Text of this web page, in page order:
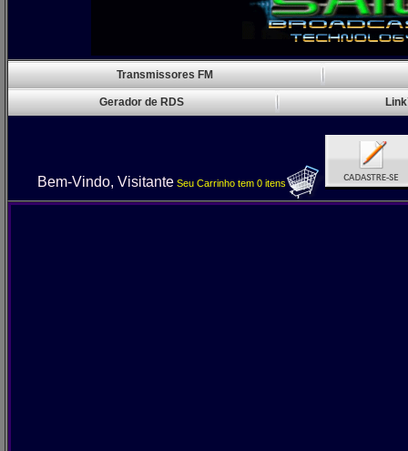
Transmissores FM
Gerador de RDS
Bem-Vindo, Visitante Seu Carrinho tem 0 itens